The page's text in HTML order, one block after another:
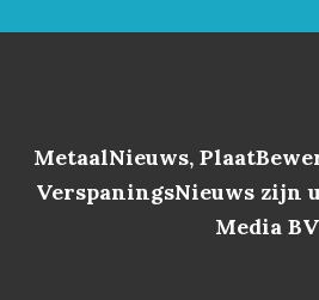
MetaalNieuws,
VerspaningsNieuws zijn
Media BV